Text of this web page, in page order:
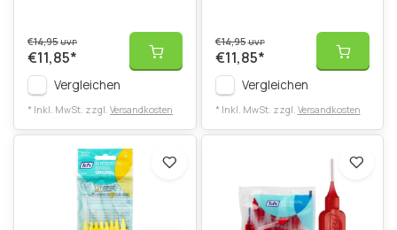
€14,95UVP
€11,85*
Vergleichen
* Inkl. MwSt. zzgl. Versandkosten
€14,95UVP
€11,85*
Vergleichen
* Inkl. MwSt. zzgl. Versandkosten